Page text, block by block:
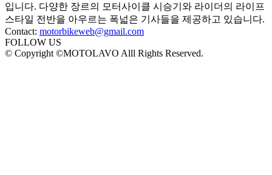
입니다. 다양한 장르의 모터사이클 시승기와 라이더의 라이프
스타일 전반을 아우르는 폭넓은 기사들을 제공하고 있습니다.
Contact: motorbikeweb@gmail.com
FOLLOW US
© Copyright ©MOTOLAVO Alll Rights Reserved.